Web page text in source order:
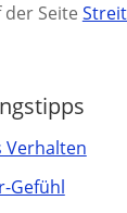
Seite
Verhalten
Gefühl